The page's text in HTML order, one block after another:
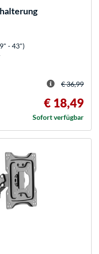
- 43")
€ 36,99
€ 18,49
Sofort verfügbar